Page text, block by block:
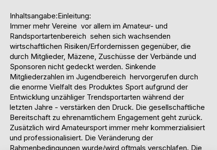
Inhaltsangabe:Einleitung:
Immer mehr Vereine  vor allem im Amateur- und
Randsportartenbereich  sehen sich wachsenden
wirtschaftlichen Risiken/Erfordernissen gegenüber, die
durch Mitglieder, Mäzene, Zuschüsse der Verbände und
Sponsoren nicht gedeckt werden. Sinkende
Mitgliederzahlen im Jugendbereich  hervorgerufen durch
die enorme Vielfalt des Produktes Sport aufgrund der
Entwicklung unzähliger Trendsportarten während der
letzten Jahre - verstärken den Druck. Die gesellschaftliche
Bereitschaft zu ehrenamtlichem Engagement geht zurück.
Zusätzlich wird Amateursport immer mehr kommerzialisiert
und professionalisiert. Die Veränderung der
Rahmenbedingungen wurde/wird oftmals verschlafen. Die